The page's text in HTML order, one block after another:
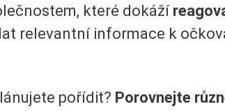
které dokáží
relevantní informace k
pořídit? Porovnejte